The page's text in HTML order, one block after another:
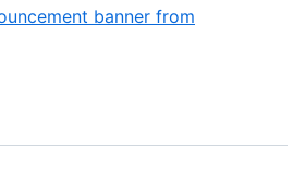
banner from